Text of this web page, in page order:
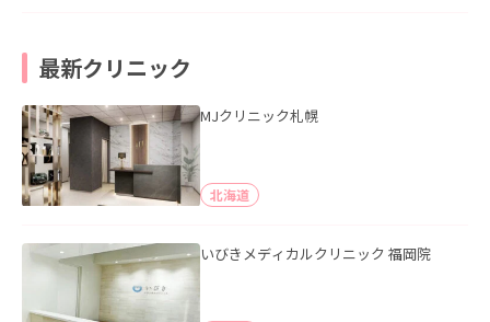
最新クリニック
MJクリニック札幌
北海道
いびきメディカルクリニック 福岡院